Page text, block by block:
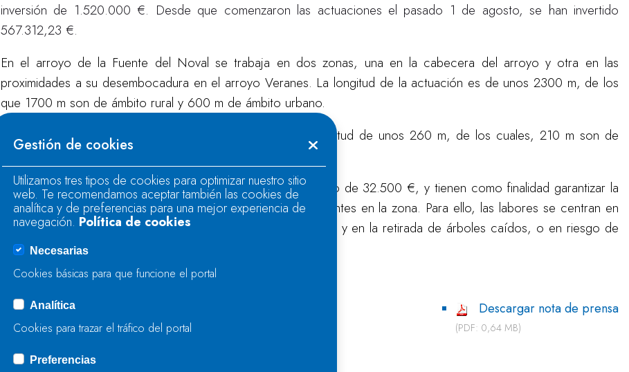
inversión de 1.520.000 €. Desde que comenzaron las actuaciones el pasado 1 de agosto, se han invertido
567.312,23 €.
En el arroyo de la Fuente del Noval se trabaja en dos zonas, una en la cabecera del arroyo y otra en las
proximidades a su desembocadura en el arroyo Veranes. La longitud de la actuación es de unos 2300 m, de los
que 1700 m son de ámbito rural y 600 m de ámbito urbano.
La zona de actuación en el arroyo El Castro tiene una longitud de unos 260 m, de los cuales, 210 m son de
ámbito urbano y 50 m de ámbito rural.
Estas dos actuaciones, cuentan con un presupuesto estimado de 32.500 €, y tienen como finalidad garantizar la
capacidad de desagüe de las infraestructuras de paso presentes en la zona. Para ello, las labores se centran en
la extracción de restos vegetales arrastrados por la corriente y en la retirada de árboles caídos, o en riesgo de
caída, sobre el cauce.
Descargar nota de prensa
(PDF: 0,64 MB)
Gestión de cookies
Utilizamos tres tipos de cookies para optimizar nuestro sitio
web. Te recomendamos aceptar también las cookies de
analítica y de preferencias para una mejor experiencia de
navegación. Política de cookies
Necesarias
Cookies básicas para que funcione el portal
Analítica
Cookies para trazar el tráfico del portal
Preferencias